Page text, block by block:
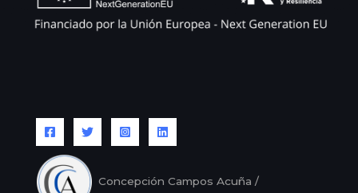
Concepción Campos Acuña /